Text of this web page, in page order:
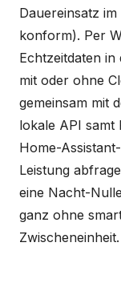
Dauereinsatz
konform). Per
Echtzeitdaten
mit oder ohne
gemeinsam mit
lokale API
Home-
Leistung
eine Nacht-
ganz ohne
Zwischeneinheit.